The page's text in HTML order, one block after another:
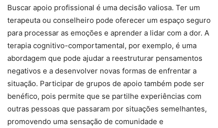
Buscar apoio profissional é uma decisão valiosa. Ter um
terapeuta ou conselheiro pode oferecer um espaço seguro
para processar as emoções e aprender a lidar com a dor. A
terapia cognitivo-comportamental, por exemplo, é uma
abordagem que pode ajudar a reestruturar pensamentos
negativos e a desenvolver novas formas de enfrentar a
situação. Participar de grupos de apoio também pode ser
benéfico, pois permite que se partilhe experiências com
outras pessoas que passaram por situações semelhantes,
promovendo uma sensação de comunidade e